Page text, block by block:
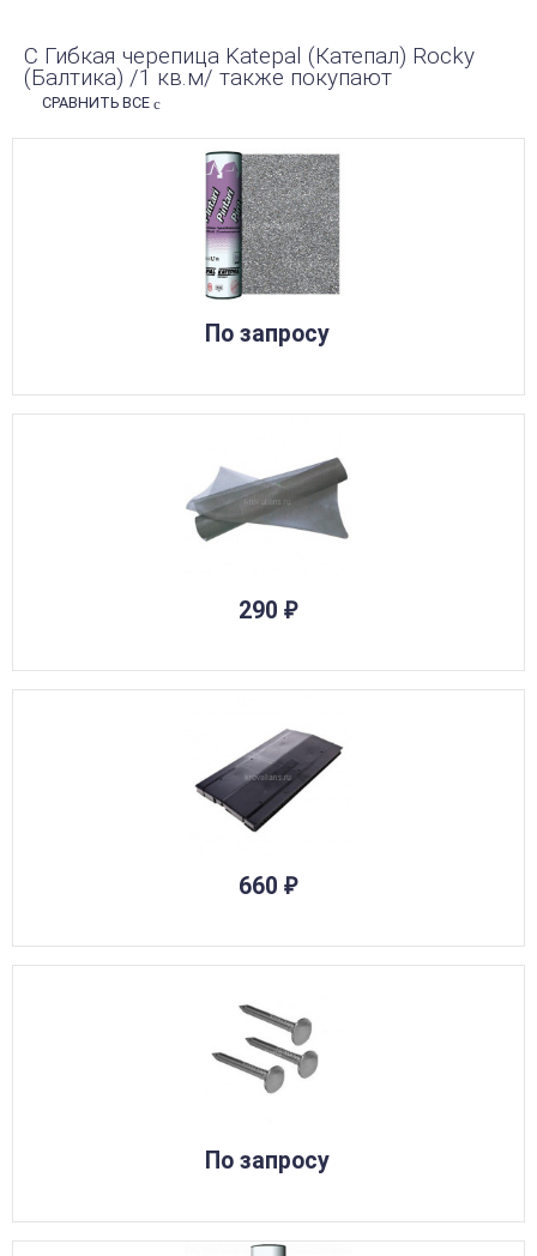
С Гибкая черепица Katepal (Катепал) Rocky
(Балтика) /1 кв.м/ также покупают
СРАВНИТЬ ВСЕ
По запросу
290 ₽
660 ₽
По запросу